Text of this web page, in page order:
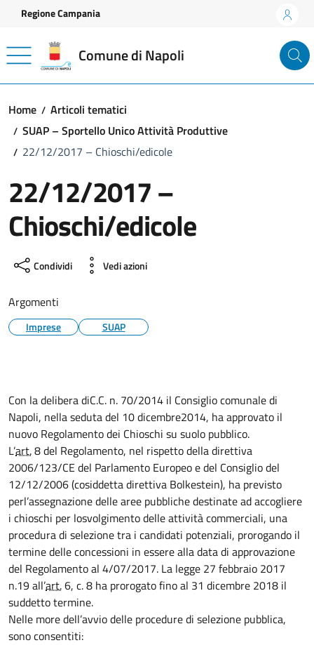
Vai ai contenuti
Vai al footer
Regione Campania
Comune di Napoli
Home
Articoli tematici
SUAP – Sportello Unico Attività Produttive
22/12/2017 – Chioschi/edicole
22/12/2017 –
Chioschi/edicole
Condividi Vedi azioni
Argomenti
Imprese SUAP
Con la delibera diC.C. n. 70/2014 il Consiglio comunale di
Napoli, nella seduta del 10 dicembre2014, ha approvato il
nuovo Regolamento dei Chioschi su suolo pubblico.
L’art.8 del Regolamento, nel rispetto della direttiva
2006/123/CE del Parlamento Europeo e del Consiglio del
12/12/2006 (cosiddetta direttiva Bolkestein), ha previsto
perl’assegnazione delle aree pubbliche destinate ad accogliere
i chioschi per losvolgimento delle attività commerciali, una
procedura di selezione tra i candidati potenziali, prorogando il
termine delle concessioni in essere alla data di approvazione
del Regolamento al 4/07/2017. La legge 27 febbraio 2017
n.19 all’art.6, c. 8 ha prorogato fino al 31 dicembre 2018 il
suddetto termine.
Nelle more dell’avvio delle procedure di selezione pubblica,
sono consentiti: